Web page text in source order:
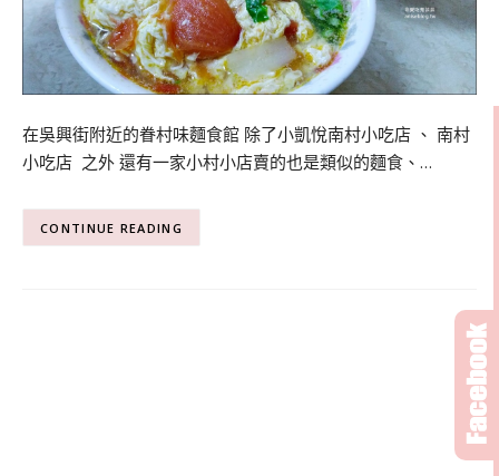
在吳興街附近的眷村味麵食館 除了小凱悅南村小吃店 、 南村
小吃店 之外 還有一家小村小店賣的也是類似的麵食、…
CONTINUE READING